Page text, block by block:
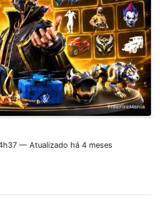
— Atualizado há 4 meses